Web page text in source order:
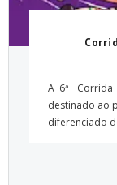
A 6ª Corrida
destinado ao
diferenciado